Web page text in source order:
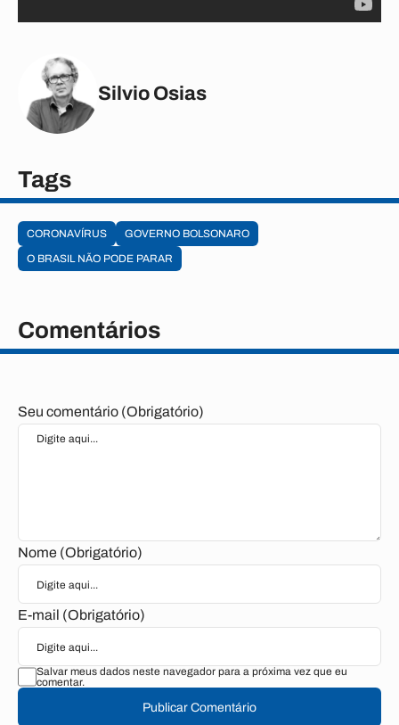
Silvio Osias
Tags
CORONAVÍRUS
GOVERNO BOLSONARO
O BRASIL NÃO PODE PARAR
Comentários
Seu comentário (Obrigatório)
Nome (Obrigatório)
E-mail (Obrigatório)
Salvar meus dados neste navegador para a próxima vez que eu
comentar.
Publicar Comentário